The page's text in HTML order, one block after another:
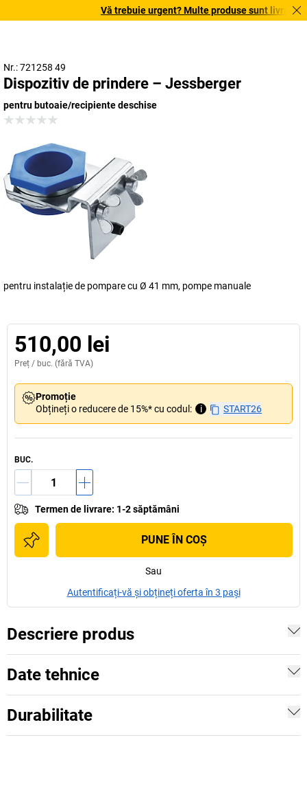
Vă trebuie urgent? Multe produse sunt livrate
Nr.: 721258 49
Dispozitiv de prindere – Jessberger
pentru butoaie/recipiente deschise
pentru instalație de pompare cu Ø 41 mm, pompe manuale
510,00 lei
Preț / buc. (fără TVA)
Promoție
Obțineți o reducere de 15%* cu codul:
i START26
BUC.
Termen de livrare: 1-2 săptămâni
PUNE ÎN COŞ
Sau
Autentificați-vă și obțineți oferta în 3 pași
Descriere produs
Date tehnice
Durabilitate